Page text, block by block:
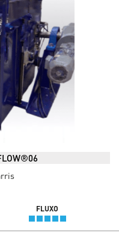
FLUXO